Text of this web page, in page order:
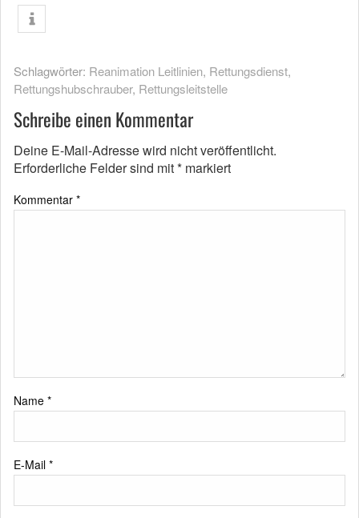
Schlagwörter: Reanimation Leitlinien, Rettungsdienst,
Rettungshubschrauber, Rettungsleitstelle
Schreibe einen Kommentar
Deine E-Mail-Adresse wird nicht veröffentlicht.
Erforderliche Felder sind mit* markiert
Kommentar *
Name *
E-Mail *